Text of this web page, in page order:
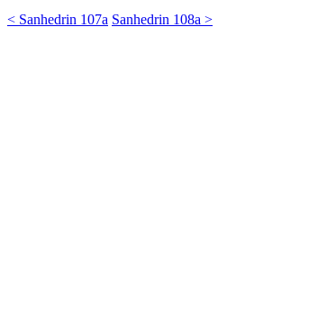
< Sanhedrin 107a Sanhedrin 108a >